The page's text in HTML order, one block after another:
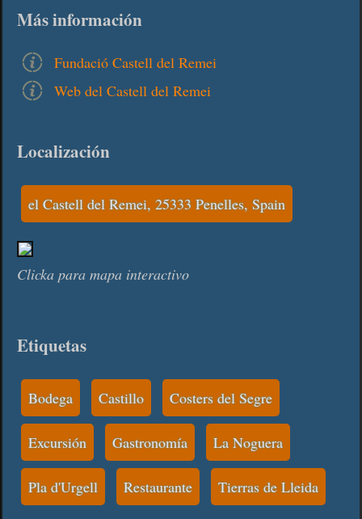
Más información
Fundació Castell del Remei
Web del Castell del Remei
Localización
el Castell del Remei, 25333 Penelles, Spain
Clicka para mapa interactivo
Etiquetas
Bodega Castillo Costers del Segre
Excursión Gastronomía La Noguera
Pla d'Urgell Restaurante Tierras de Lleida